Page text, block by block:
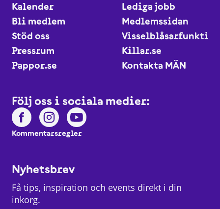
Kalender
Lediga jobb
Bli medlem
Medlemssidan
Stöd oss
Visselblåsarfunktion
Pressrum
Killar.se
Pappor.se
Kontakta MÄN
Följ oss i sociala medier:
Kommentarsregler
Nyhetsbrev
Få tips, inspiration och events direkt i din
inkorg.